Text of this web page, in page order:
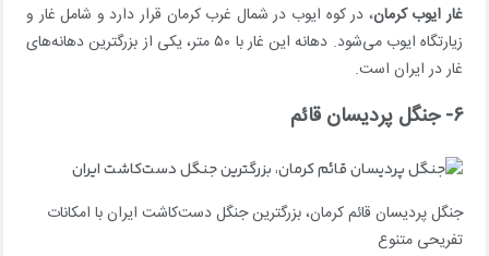
غار ایوب کرمان، در کوه ایوب در شمال غرب کرمان قرار دارد و شامل غار و
زیارتگاه ایوب می‌شود. دهانه این غار با ۵۰ متر، یکی از بزرگترین دهانه‌های
غار در ایران است.
۶- جنگل پردیسان قائم
جنگل پردیسان قائم کرمان، بزرگترین جنگل دست‌کاشت ایران با امکانات
تفریحی متنوع